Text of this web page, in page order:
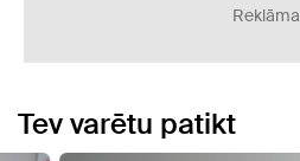
Reklāma
Tev varētu patikt